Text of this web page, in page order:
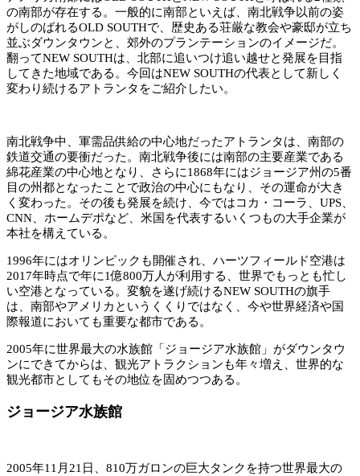
の南部が存在する。一般的に南部といえば、南北戦争以前の姿
がしのばれるOLD SOUTHで、歴史ある荘厳な教会や豪邸が立ち
並ぶダウンタウンと、郊外のプランテーションのイメージだ。
翻ってNEW SOUTHは、北部に追いつけ追い越せと発展を目指
してきた地域である。今回はNEW SOUTHの代表として新しく
変わり続けるアトランタをご紹介したい。
南北戦争中、軍需品供給の中心地だったアトランタは、南部の
鉄道交通の要衝だった。南北戦争後には南部の主要産業である
綿花産業の中心地となり、さらに1868年にはジョージア州の5番
目の州都となったことで政治の中心にもなり、その運命が大き
く変わった。その後も発展を続け、今ではコカ・コーラ、UPS、
CNN、ホームデポなど、米国を代表するいくつもの大手企業が
本社を構えている。
1996年にはオリンピックも開催され、ハーツフィールド空港は
2017年時点で年に1億800万人が利用する、世界でもっとも忙し
い空港となっている。変貌を遂げ続けるNEW SOUTHの旗手
は、南部やアメリカというくくりではなく、今や世界経済や国
際報道においても重要な都市である。
2005年に世界最大の水族館「ジョージア水族館」がダウンタウ
ンにできてからは、観光アトラクションも年々増え、世界的な
観光都市としてもその地位を固めつつある。
ジョージア水族館
2005年11月21日、810万ガロンの巨大タンクを持つ世界最大の